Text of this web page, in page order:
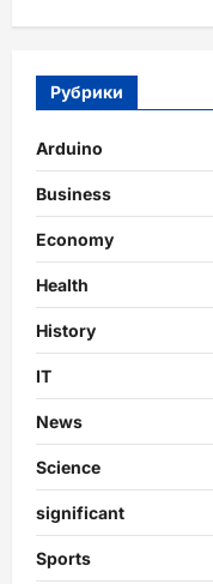
Рубрики
Arduino
Business
Economy
Health
History
IT
News
Science
significant
Sports